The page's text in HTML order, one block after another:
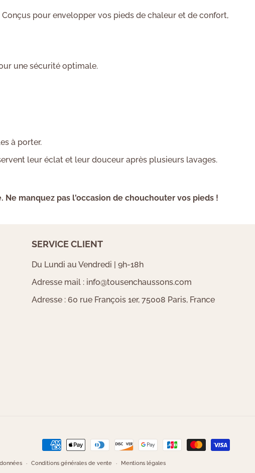
pour envelopper vos pieds de chaleur et de confort,
une sécurité optimale.
à porter.
leur éclat et leur douceur après plusieurs lavages.
manquez pas l'occasion de chouchouter vos pieds !
SERVICE CLIENT
Du Lundi au Vendredi | 9h-18h
Adresse mail : info@tousenchaussons.com
Adresse : 60 rue François 1er, 75008 Paris, France
Moyens
Conditions générales de vente Mentions légales